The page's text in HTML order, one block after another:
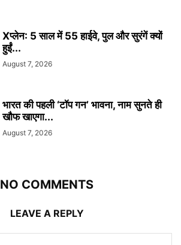
Xप्लेन: 5 साल में 55 हाईवे, पुल और सुरंगें क्यों
हुईं...
August 7, 2026
भारत की पहली ‘टॉप गन’ भावना, नाम सुनते ही
खौफ खाएगा...
August 7, 2026
NO COMMENTS
LEAVE A REPLY